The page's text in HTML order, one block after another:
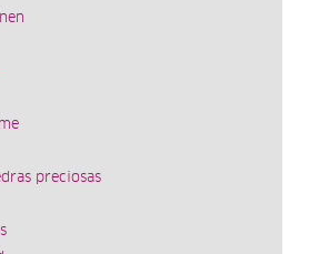
preciosas